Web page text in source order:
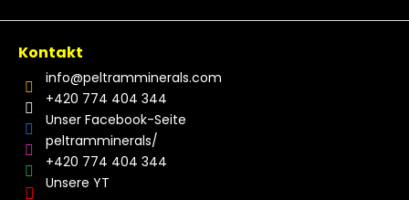
Kontakt
info@peltramminerals.com
+420 774 404 344
Unser Facebook-Seite
peltramminerals/
+420 774 404 344
Unsere YT